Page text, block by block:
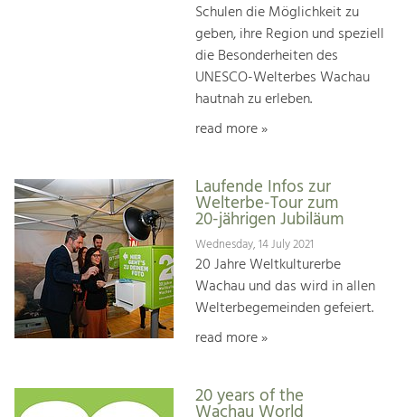
Schulen die Möglichkeit zu
geben, ihre Region und speziell
die Besonderheiten des
UNESCO-Welterbes Wachau
hautnah zu erleben.
read more »
Laufende Infos zur
Welterbe-Tour zum
20-jährigen Jubiläum
Wednesday, 14 July 2021
20 Jahre Weltkulturerbe
Wachau und das wird in allen
Welterbegemeinden gefeiert.
read more »
20 years of the